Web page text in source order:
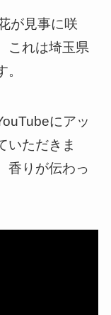
が見事に咲
これは埼玉県
にアッ
いただきま
香りが伝わっ